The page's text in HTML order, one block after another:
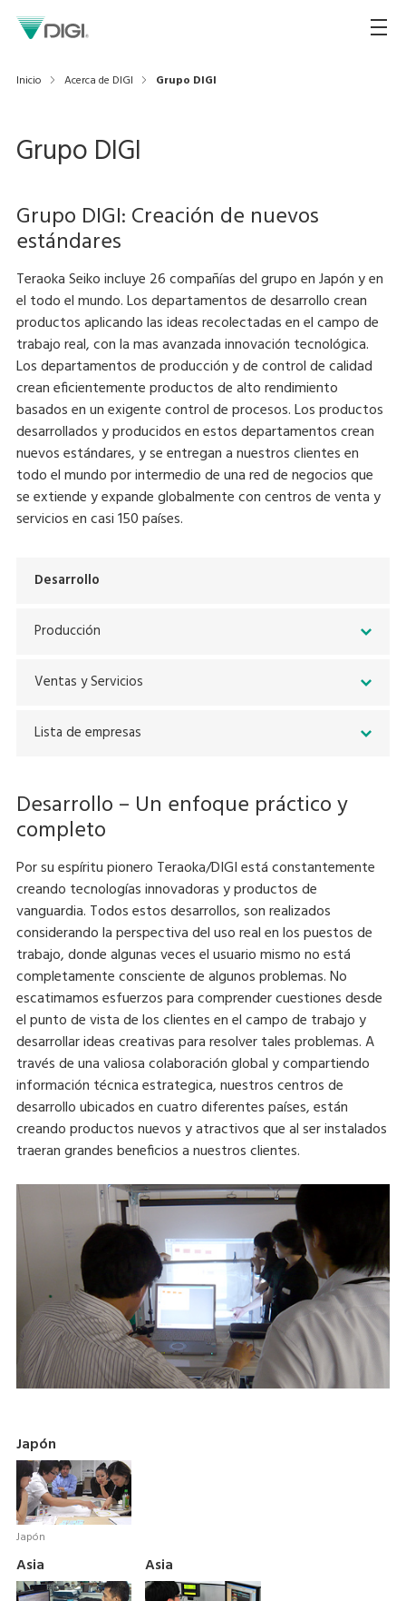
Inicio Acerca de DIGI Grupo DIGI
Grupo DIGI
Grupo DIGI: Creación de nuevos
estándares
Teraoka Seiko incluye 26 compañías del grupo en Japón y en
el todo el mundo. Los departamentos de desarrollo crean
productos aplicando las ideas recolectadas en el campo de
trabajo real, con la mas avanzada innovación tecnológica.
Los departamentos de producción y de control de calidad
crean eficientemente productos de alto rendimiento
basados en un exigente control de procesos. Los productos
desarrollados y producidos en estos departamentos crean
nuevos estándares, y se entregan a nuestros clientes en
todo el mundo por intermedio de una red de negocios que
se extiende y expande globalmente con centros de venta y
servicios en casi 150 países.
Desarrollo
Producción
Ventas y Servicios
Lista de empresas
Desarrollo – Un enfoque práctico y
completo
Por su espíritu pionero Teraoka/DIGI está constantemente
creando tecnologías innovadoras y productos de
vanguardia. Todos estos desarrollos, son realizados
considerando la perspectiva del uso real en los puestos de
trabajo, donde algunas veces el usuario mismo no está
completamente consciente de algunos problemas. No
escatimamos esfuerzos para comprender cuestiones desde
el punto de vista de los clientes en el campo de trabajo y
desarrollar ideas creativas para resolver tales problemas. A
través de una valiosa colaboración global y compartiendo
información técnica estrategica, nuestros centros de
desarrollo ubicados en cuatro diferentes países, están
creando productos nuevos y atractivos que al ser instalados
traeran grandes beneficios a nuestros clientes.
Japón
Japón
Asia Asia